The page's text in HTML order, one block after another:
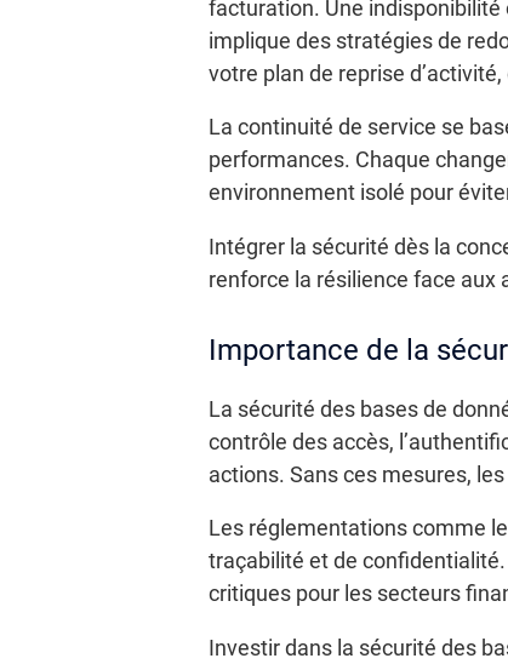
facturation. Une indisponibilité
implique des stratégies de
votre plan de reprise
La continuité de service se
performances. Chaque
environnement isolé pour
Intégrer la sécurité dès la
renforce la résilience face aux
Importance de la
La sécurité des bases de
contrôle des accès,
actions. Sans ces mesures,
Les réglementations comme le
traçabilité et de
critiques pour les secteurs
Investir dans la sécurité des